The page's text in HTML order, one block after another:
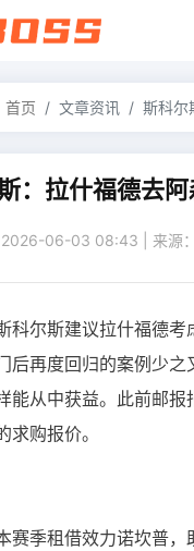
首页 文章资讯 斯科尔
：拉什福德去
2026-06-03 08:43 | 来源
科尔斯建议拉什福德
后再度回归的案例少
能从中获益。此前邮
求购报价。
赛季租借效力诺坎普